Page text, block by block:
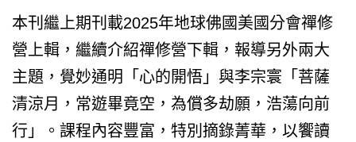
本刊繼上期刊載2025年地球佛國美國分會禪修
營上輯，繼續介紹禪修營下輯，報導另外兩大
主題，覺妙通明「心的開悟」與李宗寰「菩薩
清涼月，常遊畢竟空，為償多劫願，浩蕩向前
行」。課程內容豐富，特別摘錄菁華，以饗讀